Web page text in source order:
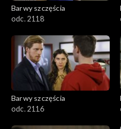
Barwy szczęścia
odc. 2118
Barwy szczęścia
odc. 2116